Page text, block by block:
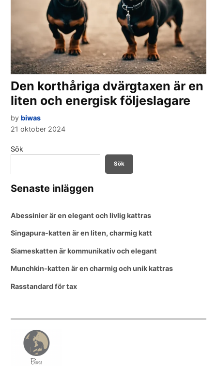
Den korthåriga dvärgtaxen är en
liten och energisk följeslagare
by biwas
21 oktober 2024
Sök
Sök
Senaste inläggen
Abessinier är en elegant och livlig kattras
Singapura-katten är en liten, charmig katt
Siameskatten är kommunikativ och elegant
Munchkin-katten är en charmig och unik kattras
Rasstandard för tax